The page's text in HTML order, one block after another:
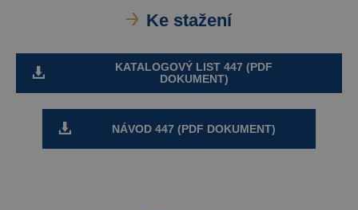
Ke stažení
KATALOGOVÝ LIST 447 (PDF
DOKUMENT)
NÁVOD 447 (PDF DOKUMENT)